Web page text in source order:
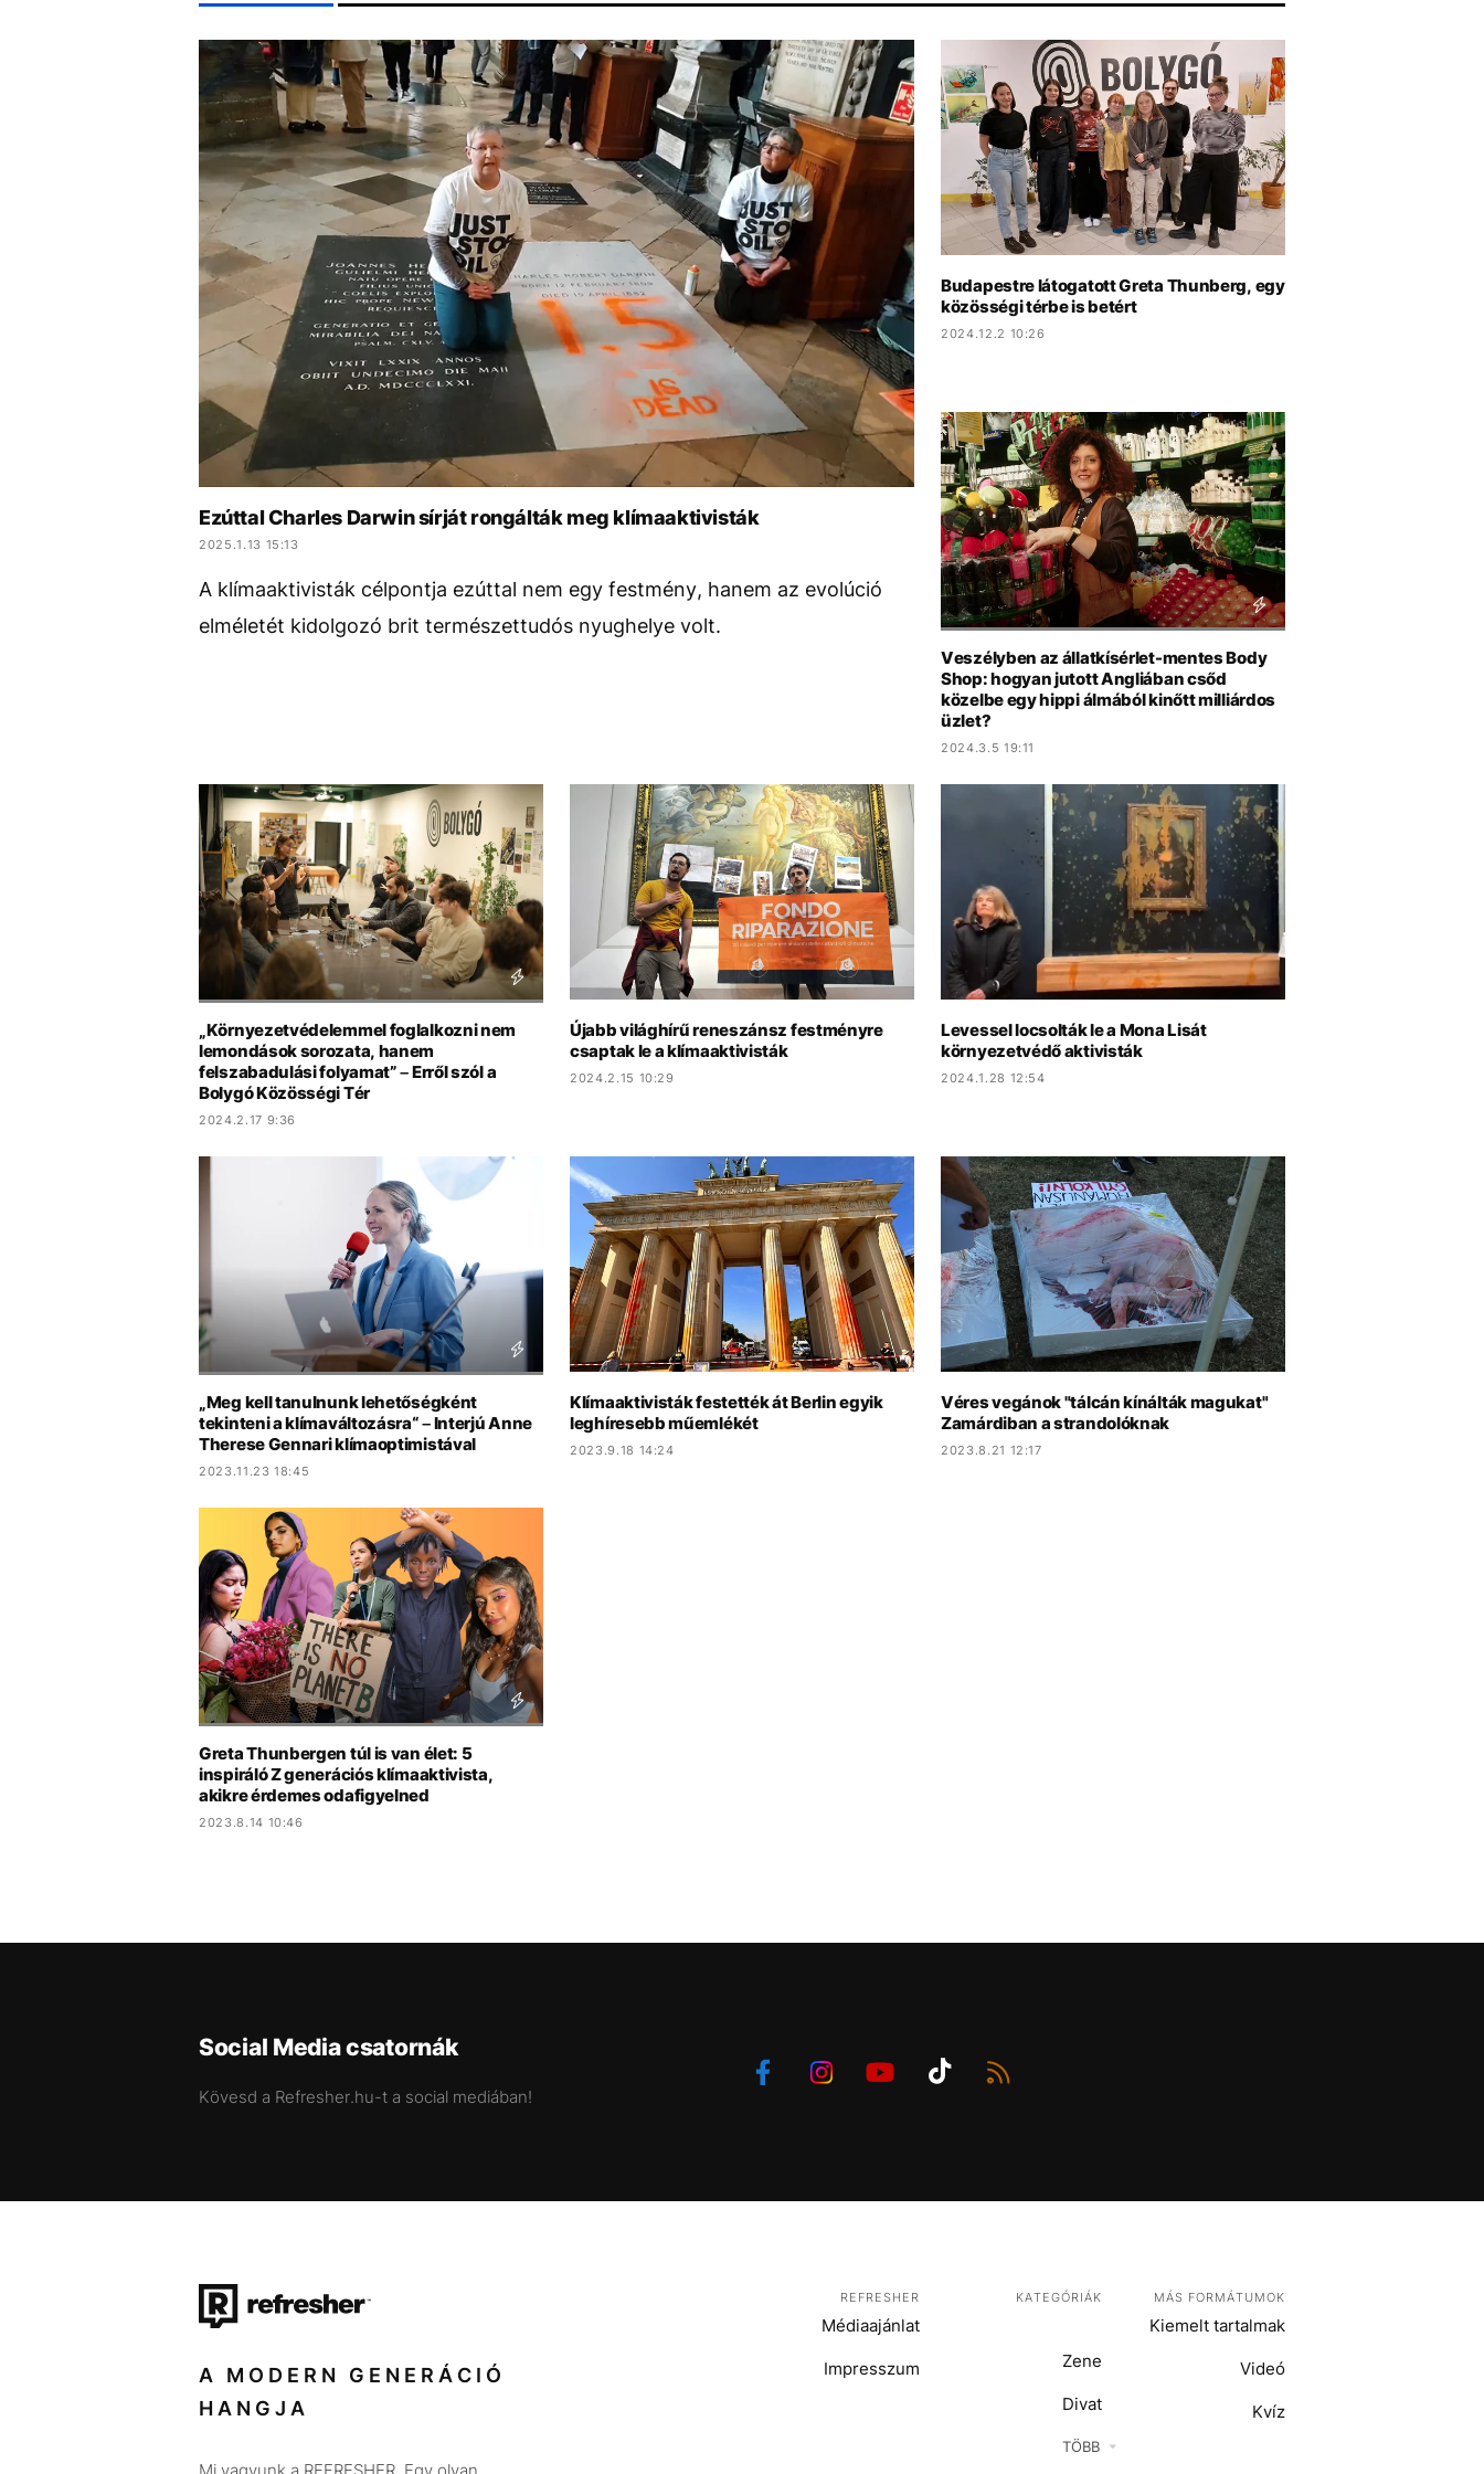
ARIANA GRANDE CHRISTOPHER NOLAN TIKTOK SZIGET FESZTIVÁL MADONNA MAJKA
EGYÉB FORMÁTUMOK
Kiemelt tartalmakVideó Kvíz
REFRESHER
MédiaajánlatImpresszum
Ezúttal Charles Darwin sírját rongálták meg klímaaktivisták
2025.1.13 15:13
A klímaaktivisták célpontja ezúttal nem egy festmény, hanem az evolúció
elméletét kidolgozó brit természettudós nyughelye volt.
Budapestre látogatott Greta Thunberg, egy
közösségi térbe is betért
2024.12.2 10:26
Veszélyben az állatkísérlet-mentes Body
Shop: hogyan jutott Angliában csőd
közelbe egy hippi álmából kinőtt milliárdos
üzlet?
2024.3.5 19:11
„Környezetvédelemmel foglalkozni nem
lemondások sorozata, hanem
felszabadulási folyamat” – Erről szól a
Bolygó Közösségi Tér
2024.2.17 9:36
Újabb világhírű reneszánsz festményre
csaptak le a klímaaktivisták
2024.2.15 10:29
Levessel locsolták le a Mona Lisát
környezetvédő aktivisták
2024.1.28 12:54
„Meg kell tanulnunk lehetőségként
tekinteni a klímaváltozásra“ – Interjú Anne
Therese Gennari klímaoptimistával
2023.11.23 18:45
Klímaaktivisták festették át Berlin egyik
leghíresebb műemlékét
2023.9.18 14:24
Véres vegánok "tálcán kínálták magukat"
Zamárdiban a strandolóknak
2023.8.21 12:17
Greta Thunbergen túl is van élet: 5
inspiráló Z generációs klímaaktivista,
akikre érdemes odafigyelned
2023.8.14 10:46
Social Media csatornák
Kövesd a Refresher.hu-t a social mediában!
A MODERN GENERÁCIÓ
HANGJA
REFRESHER
Médiaajánlat
Impresszum
KATEGÓRIÁK
TÖBB
Zene
Divat
Kultúra
MÁS FORMÁTUMOK
Kiemelt tartalmak
Videó
Kvíz